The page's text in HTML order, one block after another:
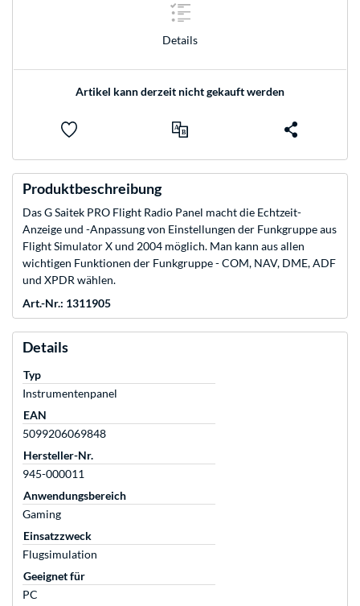
Details
Artikel kann derzeit nicht gekauft werden
Produktbeschreibung
Das G Saitek PRO Flight Radio Panel macht die Echtzeit-
Anzeige und -Anpassung von Einstellungen der Funkgruppe aus
Flight Simulator X und 2004 möglich. Man kann aus allen
wichtigen Funktionen der Funkgruppe - COM, NAV, DME, ADF
und XPDR wählen.
Art.-Nr.: 1311905
Details
Typ
Instrumentenpanel
EAN
5099206069848
Hersteller-Nr.
945-000011
Anwendungsbereich
Gaming
Einsatzzweck
Flugsimulation
Geeignet für
PC